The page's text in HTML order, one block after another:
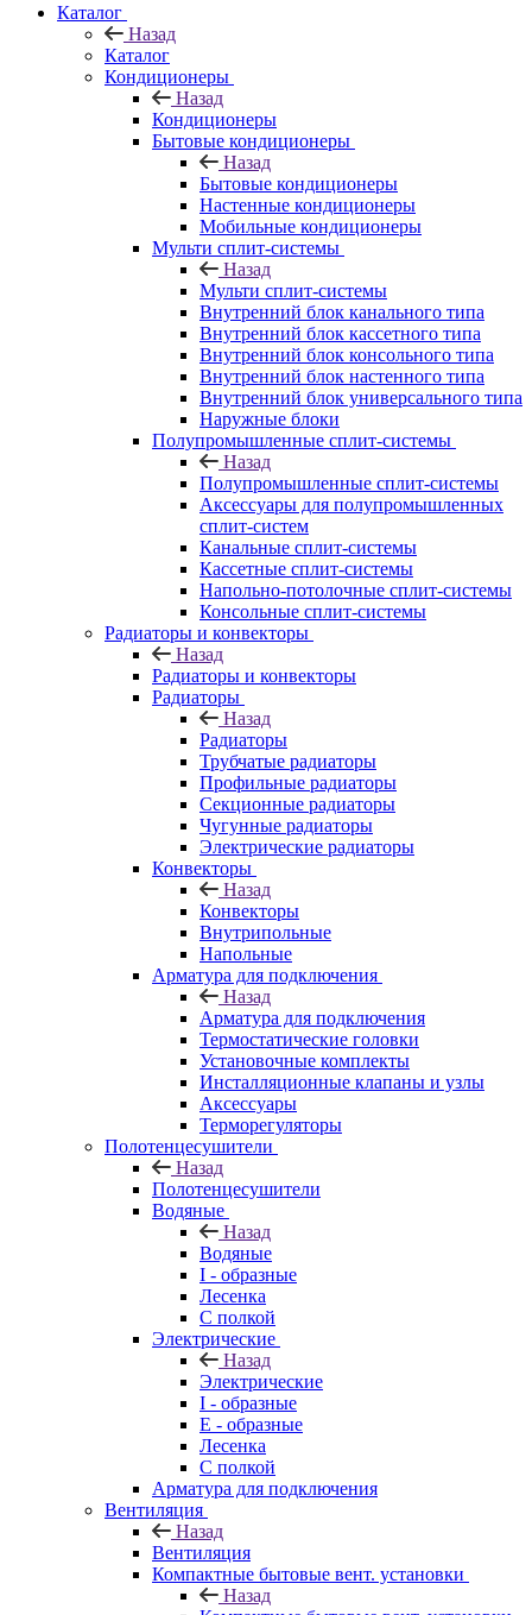
Каталог
Назад
Каталог
Кондиционеры
Назад
Кондиционеры
Бытовые кондиционеры
Назад
Бытовые кондиционеры
Настенные кондиционеры
Мобильные кондиционеры
Мульти сплит-системы
Назад
Мульти сплит-системы
Внутренний блок канального типа
Внутренний блок кассетного типа
Внутренний блок консольного типа
Внутренний блок настенного типа
Внутренний блок универсального типа
Наружные блоки
Полупромышленные сплит-системы
Назад
Полупромышленные сплит-системы
Аксессуары для полупромышленных
сплит-систем
Канальные сплит-системы
Кассетные сплит-системы
Напольно-потолочные сплит-системы
Консольные сплит-системы
Радиаторы и конвекторы
Назад
Радиаторы и конвекторы
Радиаторы
Назад
Радиаторы
Трубчатые радиаторы
Профильные радиаторы
Секционные радиаторы
Чугунные радиаторы
Электрические радиаторы
Конвекторы
Назад
Конвекторы
Внутрипольные
Напольные
Арматура для подключения
Назад
Арматура для подключения
Термостатические головки
Установочные комплекты
Инсталляционные клапаны и узлы
Аксессуары
Терморегуляторы
Полотенцесушители
Назад
Полотенцесушители
Водяные
Назад
Водяные
I - образные
Лесенка
С полкой
Электрические
Назад
Электрические
I - образные
E - образные
Лесенка
С полкой
Арматура для подключения
Вентиляция
Назад
Вентиляция
Компактные бытовые вент. установки
Назад